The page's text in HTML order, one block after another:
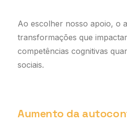
Ao escolher nosso apoio, o
transformações que
competências cognitivas
sociais.
Aumento da